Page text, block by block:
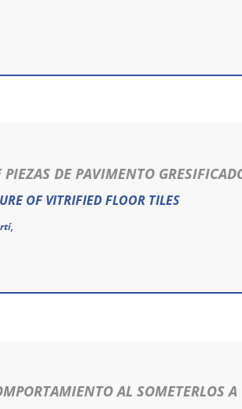
DE PAVIMENTO
OF VITRIFIED FLOOR TILES
,
AL SOMETERLOS